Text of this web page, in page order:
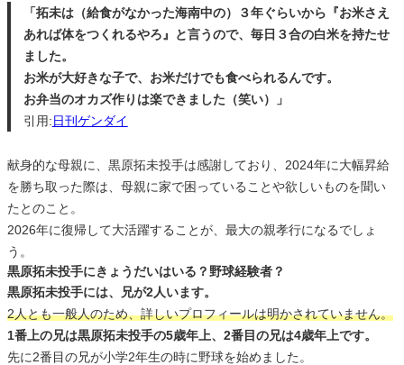
「拓未は（給食がなかった海南中の）３年ぐらいから『お米さえ
あれば体をつくれるやろ』と言うので、毎日３合の白米を持たせ
ました。
お米が大好きな子で、お米だけでも食べられるんです。
お弁当のオカズ作りは楽できました（笑い）」
引用:日刊ゲンダイ
献身的な母親に、黒原拓未投手は感謝しており、2024年に大幅昇給
を勝ち取った際は、母親に家で困っていることや欲しいものを聞い
たとのこと。
2026年に復帰して大活躍することが、最大の親孝行になるでしょ
う。
黒原拓未投手にきょうだいはいる？野球経験者？
黒原拓未投手には、兄が2人います。
2人とも一般人のため、詳しいプロフィールは明かされていません。
1番上の兄は黒原拓未投手の5歳年上、2番目の兄は4歳年上です。
先に2番目の兄が小学2年生の時に野球を始めました。